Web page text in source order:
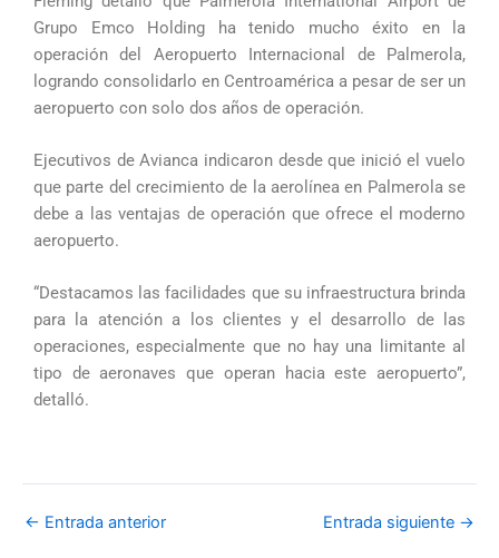
Grupo Emco Holding ha tenido mucho éxito en la
operación del Aeropuerto Internacional de Palmerola,
logrando consolidarlo en Centroamérica a pesar de ser un
aeropuerto con solo dos años de operación.
Ejecutivos de Avianca indicaron desde que inició el vuelo
que parte del crecimiento de la aerolínea en Palmerola se
debe a las ventajas de operación que ofrece el moderno
aeropuerto.
“Destacamos las facilidades que su infraestructura brinda
para la atención a los clientes y el desarrollo de las
operaciones, especialmente que no hay una limitante al
tipo de aeronaves que operan hacia este aeropuerto”,
detalló.
← Entrada anterior Entrada siguiente →